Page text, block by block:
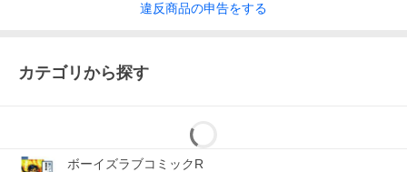
違反商品の申告をする
カテゴリから探す
ボーイズラブコミックR